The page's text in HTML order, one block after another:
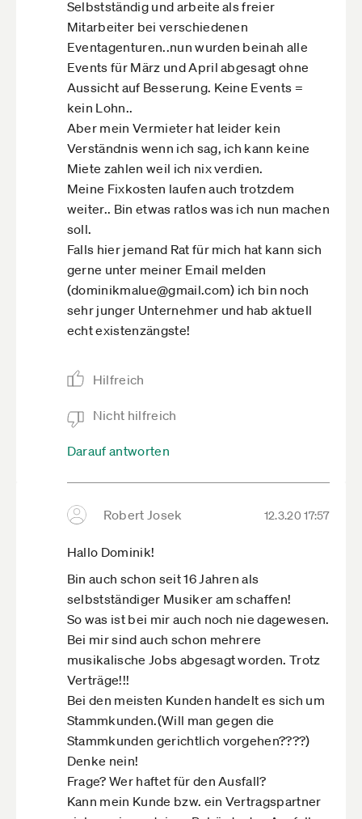
Weitere Ansprüche, wie z.B. auf Ersatz
Leipziger Messe nicht geltend gemacht
6.4 Fällt eine Veranstaltung wegen Absage
Und zum Thema Konferenzen: ... Ist die
Teilnehmerzahl nicht möglich, werden die
Teilnehmer umgehend informiert. Das
Teilnahmeentgelt wird erstattet, wenn die
Absage aufgrund einer zu geringen
Teilnahmezahl erfolgt. Ein Anspruch auf Ersatz
Arbeitsausfall ist ausgeschlossen, es sei denn,
lässigen oder vorsätzlichen Verhaltens seitens
der Leipziger Messe."
Selbstständig und arbeite als freier
Mitarbeiter bei verschiedenen
Eventagenturen..nun wurden beinah alle
Events für März und April abgesagt ohne
Aussicht auf Besserung. Keine Events =
kein Lohn..
Aber mein Vermieter hat leider kein
Verständnis wenn ich sag, ich kann keine
Miete zahlen weil ich nix verdien.
Meine Fixkosten laufen auch trotzdem
weiter.. Bin etwas ratlos was ich nun machen
soll.
Falls hier jemand Rat für mich hat kann sich
gerne unter meiner Email melden
(dominikmalue@gmail.com) ich bin noch
sehr junger Unternehmer und hab aktuell
echt existenzängste!
Hilfreich
Nicht hilfreich
Darauf antworten
Robert Josek 12.3.20 17:57
Hallo Dominik!
Bin auch schon seit 16 Jahren als
selbstständiger Musiker am schaffen!
So was ist bei mir auch noch nie dagewesen.
Bei mir sind auch schon mehrere
musikalische Jobs abgesagt worden. Trotz
Verträge!!!
Bei den meisten Kunden handelt es sich um
Stammkunden.(Will man gegen die
Stammkunden gerichtlich vorgehen????)
Denke nein!
Frage? Wer haftet für den Ausfall?
Kann mein Kunde bzw. ein Vertragspartner